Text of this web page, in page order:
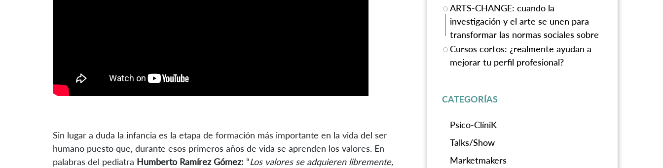
Sin lugar a duda la infancia es la etapa de formación más importante en la vida del ser
humano puesto que, durante esos primeros años de vida se aprenden los valores. En
palabras del pediatra Humberto Ramírez Gómez: “Los valores se adquieren libremente,
ARTS-CHANGE: cuando la
investigación y el arte se unen para
transformar las normas sociales sobre
la violencia de género
Cursos cortos: ¿realmente ayudan a
mejorar tu perfil profesional?
CATEGORÍAS
Psico-ClíniK
Talks/Show
Marketmakers